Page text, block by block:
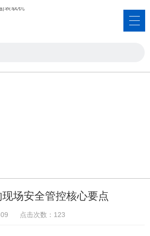
场安全管控核心要点
09 点击次数：123